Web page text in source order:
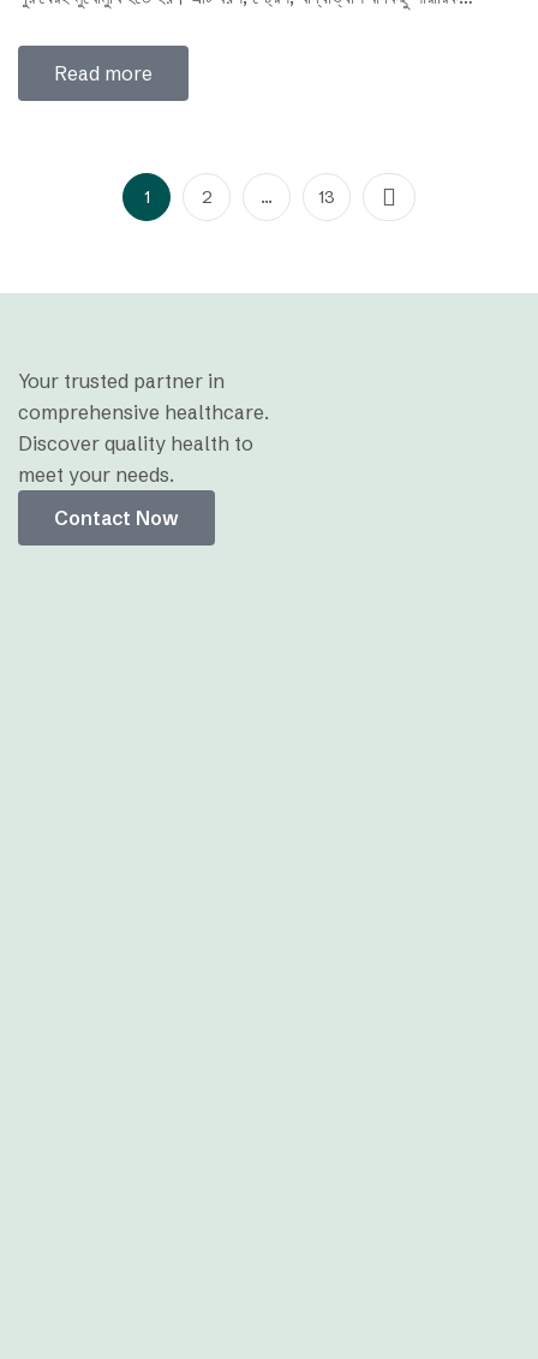
Read more
1 2 … 13
Your trusted partner in
comprehensive healthcare.
Discover quality health to
meet your needs.
Contact Now